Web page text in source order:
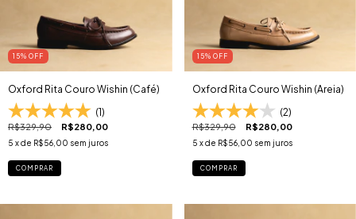
15% OFF
Oxford Rita Couro Wishin (Café)
(1)
R$329,90 R$280,00
5 x de R$56,00 sem juros
COMPRAR
15% OFF
Oxford Rita Couro Wishin (Areia)
(2)
R$329,90 R$280,00
5 x de R$56,00 sem juros
COMPRAR